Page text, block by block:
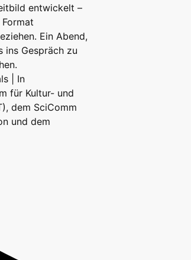
entwickelt –
Ein Abend,
ins Gespräch zu
| In
für Kultur- und
dem SciComm
und dem